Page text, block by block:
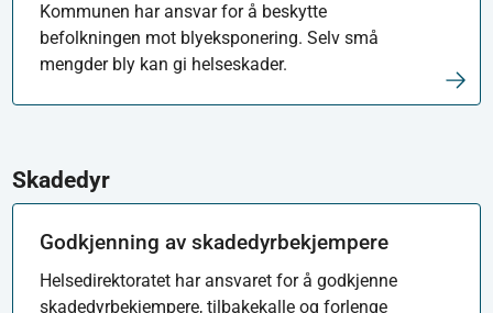
Kommunen har ansvar for å beskytte
befolkningen mot blyeksponering. Selv små
mengder bly kan gi helseskader.
Skadedyr
Godkjenning av skadedyrbekjempere
Helsedirektoratet har ansvaret for å godkjenne
skadedyrbekjempere, tilbakekalle og forlenge